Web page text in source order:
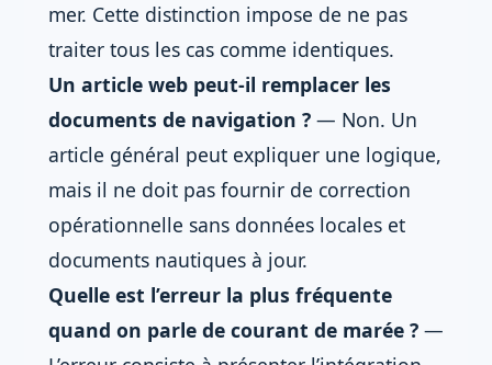
mer. Cette distinction impose de ne pas
traiter tous les cas comme identiques.
Un article web peut-il remplacer les
documents de navigation ? — Non. Un
article général peut expliquer une logique,
mais il ne doit pas fournir de correction
opérationnelle sans données locales et
documents nautiques à jour.
Quelle est l’erreur la plus fréquente
quand on parle de courant de marée ? —